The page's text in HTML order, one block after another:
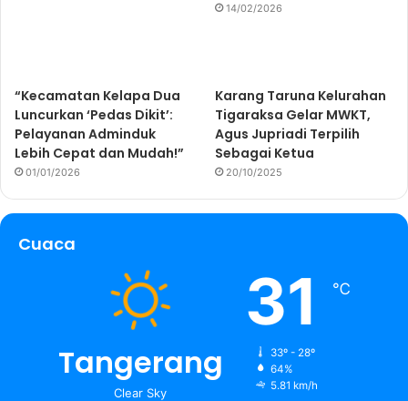
14/02/2026
“Kecamatan Kelapa Dua
Luncurkan ‘Pedas Dikit’:
Pelayanan Adminduk
Lebih Cepat dan Mudah!”
01/01/2026
Karang Taruna Kelurahan
Tigaraksa Gelar MWKT,
Agus Jupriadi Terpilih
Sebagai Ketua
20/10/2025
Cuaca
Tangerang
Clear Sky
31 ℃
33º - 28º
64%
5.81 km/h